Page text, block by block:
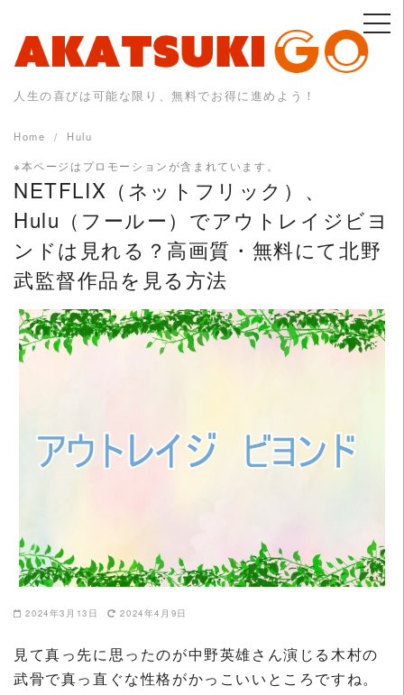
content
人生の喜びは可能な限り、無料でお得に進めよう！
Home Hulu
※本ページはプロモーションが含まれています。
NETFLIX（ネットフリック）、
Hulu（フールー）でアウトレイジビヨ
ンドは見れる？高画質・無料にて北野
武監督作品を見る方法
2024年3月13日 2024年4月9日
見て真っ先に思ったのが中野英雄さん演じる木村の
武骨で真っ直ぐな性格がかっこいいところですね。